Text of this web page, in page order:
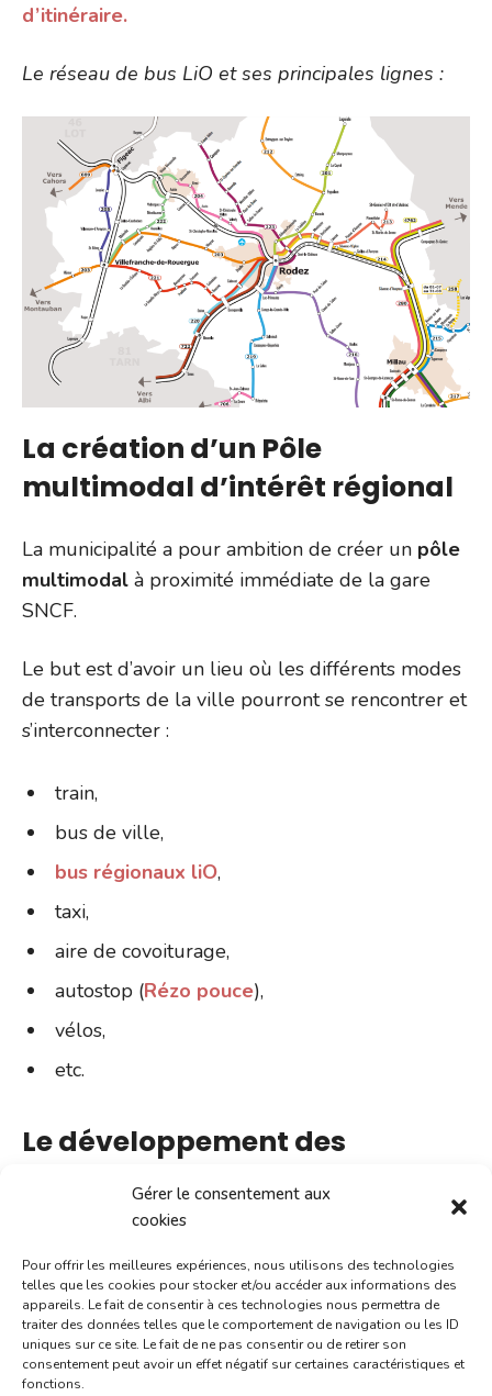
Gérer le consentement aux
cookies
Pour offrir les meilleures expériences, nous utilisons des technologies
telles que les cookies pour stocker et/ou accéder aux informations des
appareils. Le fait de consentir à ces technologies nous permettra de
traiter des données telles que le comportement de navigation ou les ID
uniques sur ce site. Le fait de ne pas consentir ou de retirer son
consentement peut avoir un effet négatif sur certaines caractéristiques et
fonctions.
d’itinéraire.
Le réseau de bus LiO et ses principales lignes :
La création d’un Pôle
multimodal d’intérêt régional
La municipalité a pour ambition de créer un pôle
multimodal à proximité immédiate de la gare
SNCF.
Le but est d’avoir un lieu où les différents modes
de transports de la ville pourront se rencontrer et
s’interconnecter :
train,
bus de ville,
bus régionaux liO,
taxi,
aire de covoiturage,
autostop (Rézo pouce),
vélos,
etc.
Le développement des
mobilités douces
priorité à Villefranche-de-Rouergue.
Lamobilité
douce